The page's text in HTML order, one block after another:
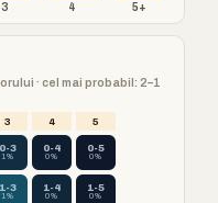
3 4 5+
· cel mai probabil: 2–1
3 4 5
0-3
1%
0-4
0%
0-5
0%
1-3
1%
1-4
0%
1-5
0%